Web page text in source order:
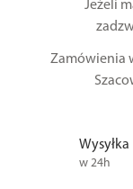
Jeżeli
Zamówienia
Wysyłka
w 24h